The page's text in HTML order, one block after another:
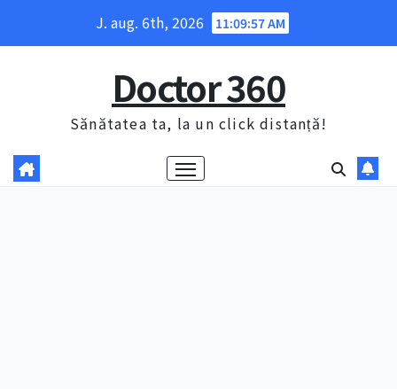
J. aug. 6th, 2026 11:09:58 AM
Doctor 360
Sănătatea ta, la un click distanță!